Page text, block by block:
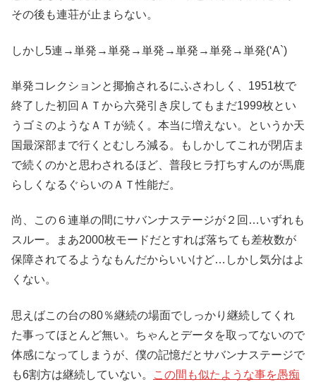
その後も連荘が止まらない。
しかし5連→単発→単発→単発→単発→単発→単発(‘A`)
単発コレクションと揶揄されるにふさわしく、1951枚で
終了した初回ＡＴから六発引き戻してもまだ1999枚とい
うゴミのようなＡＴが続く。本当に増えない。というか天
国最深部まで行くとむしろ減る。もしかしてこれが閉店ま
で続くのかと思わされるほど、普段ヒラ打ちすんのが馬鹿
らしくなるぐらいのＡＴ性能だ。
尚、この６連単の間にサバンナステージが２回…いずれも
スルー。まあ2000枚モードだとすれば落ちても差枚数が
保障されてるようなもんだからいいけど…しかし気分はよ
くない。
思えばこの台の80％継続の場面でしっかり継続してくれ
た事ってほとんど無い。ちゃんとデータを取ってないので
体感になってしまうが、僕の記憶だとサバンナステージで
も6割方は継続していない。
この間も似たような事を愚痴